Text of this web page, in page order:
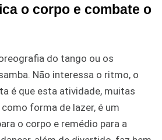
o corpo e combate o
do tango ou os
Não interessa o ritmo, o
é que esta atividade, muitas
forma de lazer, é um
o corpo e remédio para a